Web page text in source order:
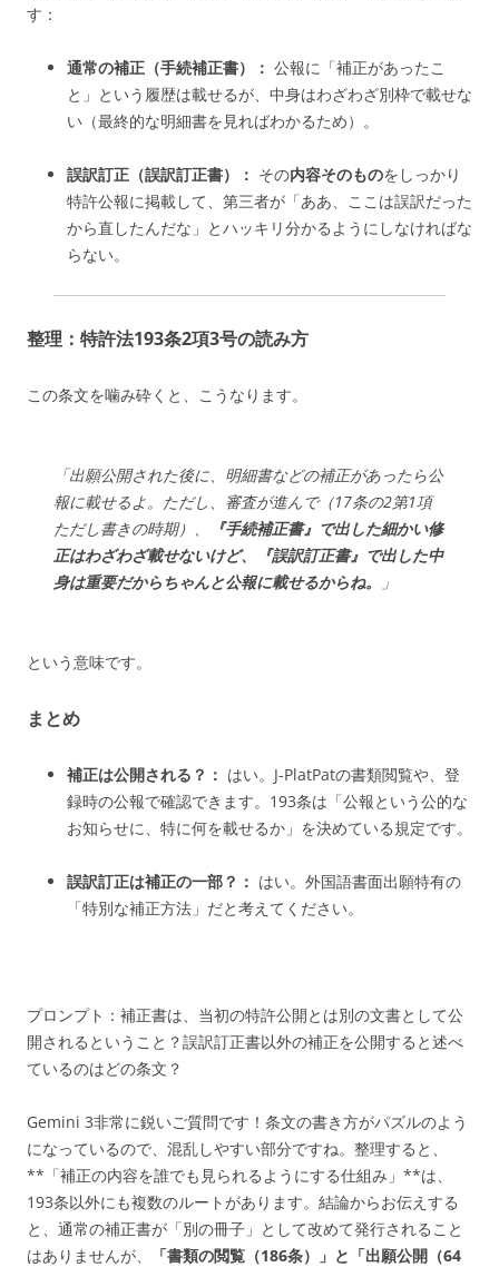
す：
通常の補正（手続補正書）： 公報に「補正があったこ
と」という履歴は載せるが、中身はわざわざ別枠で載せな
い（最終的な明細書を見ればわかるため）。
誤訳訂正（誤訳訂正書）： その内容そのものをしっかり
特許公報に掲載して、第三者が「ああ、ここは誤訳だった
から直したんだな」とハッキリ分かるようにしなければな
らない。
整理：特許法193条2項3号の読み方
この条文を噛み砕くと、こうなります。
「出願公開された後に、明細書などの補正があったら公
報に載せるよ。ただし、審査が進んで（17条の2第1項
ただし書きの時期）、
『手続補正書』で出した細かい修
正はわざわざ載せないけど、『誤訳訂正書』で出した中
身は重要だからちゃんと公報に載せるからね。
」
という意味です。
まとめ
補正は公開される？： はい。J-PlatPatの書類閲覧や、登
録時の公報で確認できます。193条は「公報という公的な
お知らせに、特に何を載せるか」を決めている規定です。
誤訳訂正は補正の一部？： はい。外国語書面出願特有の
「特別な補正方法」だと考えてください。
プロンプト： 補正書は、当初の特許公開とは別の文書として公
開されるということ？誤訳訂正書以外の補正を公開すると述べ
ているのはどの条文？
Gemini 3非常に鋭いご質問です！条文の書き方がパズルのよう
になっているので、混乱しやすい部分ですね。 整理すると、
**「補正の内容を誰でも見られるようにする仕組み」**は、
193条以外にも複数のルートがあります。 結論からお伝えする
と、通常の補正書が「別の冊子」として改めて発行されること
はありませんが、
「書類の閲覧（186条）」と「出願公開（64